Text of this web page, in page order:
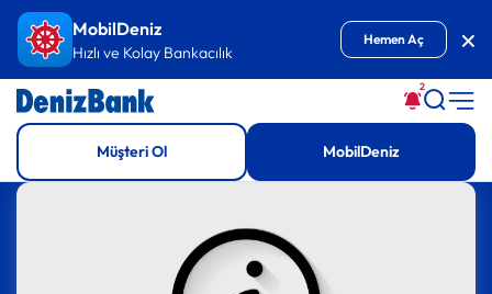
İçeriğe GitMobilDeniz
Hızlı ve Kolay Bankacılık
Hemen Aç
2
Müşteri Ol MobilDeniz